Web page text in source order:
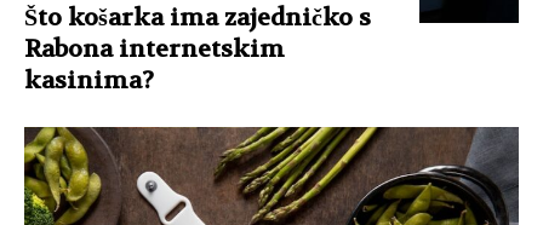
Što košarka ima zajedničko s
Rabona internetskim
kasinima?